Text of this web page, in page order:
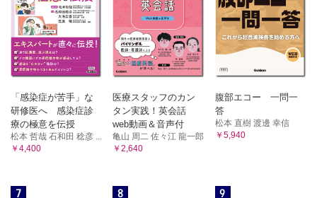
「感染症が苦手」な
研修医へ 感染症診
療の極意を伝授
松本 哲哉 石和田 稔彦 ...
￥4,400
医療スタッフのカン
タン実践！英会話
web動画＆音声付
亀山 周二 佐々江 龍一郎
￥2,640
腹部エコー 一問一
答
松本 直樹 渡邊 幸信
￥5,940
7 8 9